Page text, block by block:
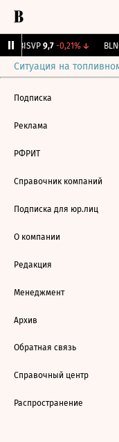
BISVP 9,7 -0,21%↓
Ситуация на
Подписка
Реклама
РФРИТ
Справочник компаний
Подписка для юр.лиц
О компании
Редакция
Менеджмент
Архив
Обратная связь
Справочный центр
Распространение